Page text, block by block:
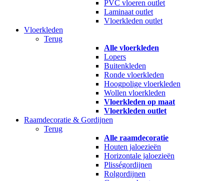
PVC vloeren outlet
Laminaat outlet
Vloerkleden outlet
Vloerkleden
Terug
Alle vloerkleden
Lopers
Buitenkleden
Ronde vloerkleden
Hoogpolige vloerkleden
Wollen vloerkleden
Vloerkleden op maat
Vloerkleden outlet
Raamdecoratie & Gordijnen
Terug
Alle raamdecoratie
Houten jaloezieën
Horizontale jaloezieën
Plisségordijnen
Rolgordijnen